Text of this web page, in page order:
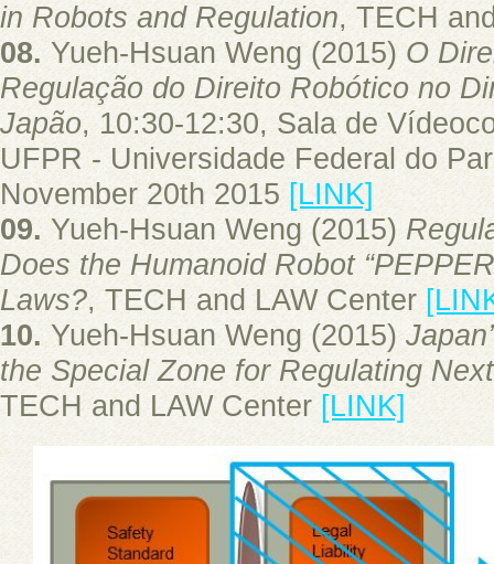
in Robots and Regulation, TECH
08. Yueh-Hsuan Weng (2015) O
Regulação do Direito Robótico no
Japão, 10:30-12:30, Sala de
UFPR - Universidade Federal do
November 20th 2015 [LINK]
09. Yueh-Hsuan Weng (2015)
Does the Humanoid Robot
Laws?, TECH and LAW Center
10. Yueh-Hsuan Weng (2015)
the Special Zone for Regulating
TECH and LAW Center [LINK]